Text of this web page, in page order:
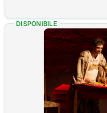
DISPONIBILE